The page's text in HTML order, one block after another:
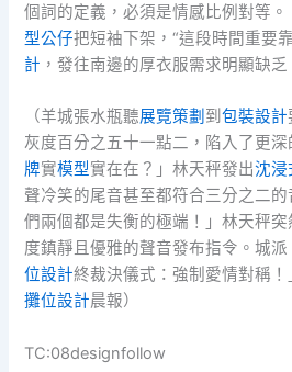
個詞的定義，必須是情感比例對等
型公仔把短袖下架，“這段時間重要
計 ，發往南邊的厚衣服需求明顯缺乏
（羊城張水瓶聽展覽策劃 到包裝設計
灰度百分之五十一點二，陷入了更深
牌實模型實在在？」林天秤發出沈浸
聲冷笑的尾音甚至都符合三分之二
們兩個都是失衡的極端！」林天秤
度鎮靜且優雅的聲音發布指令。城
位設計終裁決儀式：強制愛情對稱
攤位設計晨報）
TC:08designfollow